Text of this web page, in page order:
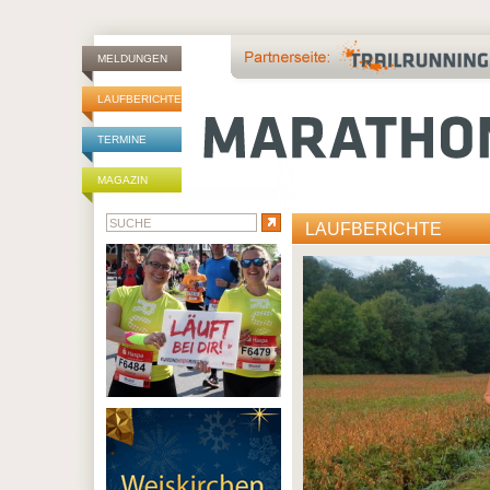
MELDUNGEN
LAUFBERICHTE
TERMINE
MAGAZIN
LAUFBERICHTE